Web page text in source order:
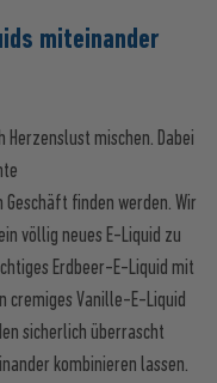
miteinander
Herzenslust mischen. Dabei
Geschäft finden werden. Wir
völlig neues E-Liquid zu
Erdbeer-E-Liquid mit
cremiges Vanille-E-Liquid
sicherlich überrascht
kombinieren lassen.